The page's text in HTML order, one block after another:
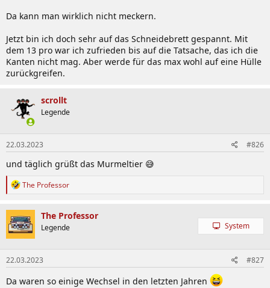
Da kann man wirklich nicht meckern.
Jetzt bin ich doch sehr auf das Schneidebrett gespannt. Mit
dem 13 pro war ich zufrieden bis auf die Tatsache, das ich die
Kanten nicht mag. Aber werde für das max wohl auf eine Hülle
zurückgreifen.
scrollt
Legende
22.03.2023 #826
und täglich grüßt das Murmeltier 😅
R
k
t
i
o
n
e
n
:
The Professor
The Professor
Legende System
22.03.2023 #827
Da waren so einige Wechsel in den letzten Jahren